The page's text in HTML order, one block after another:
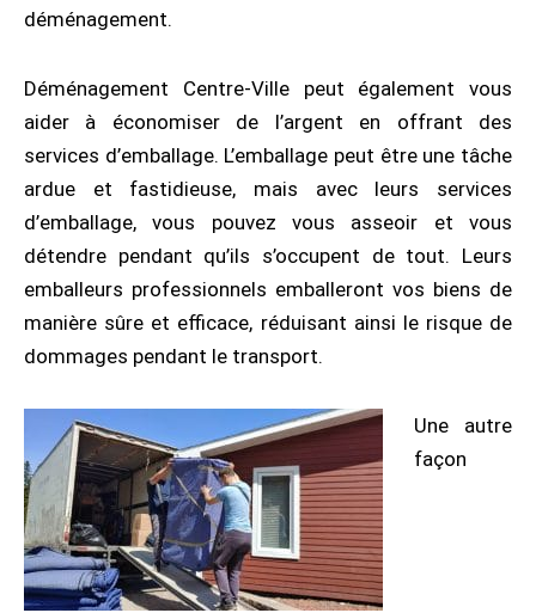
déménagement.
Déménagement Centre-Ville peut également vous
aider à économiser de l’argent en offrant des
services d’emballage. L’emballage peut être une tâche
ardue et fastidieuse, mais avec leurs services
d’emballage, vous pouvez vous asseoir et vous
détendre pendant qu’ils s’occupent de tout. Leurs
emballeurs professionnels emballeront vos biens de
manière sûre et efficace, réduisant ainsi le risque de
dommages pendant le transport.
Une autre
façon